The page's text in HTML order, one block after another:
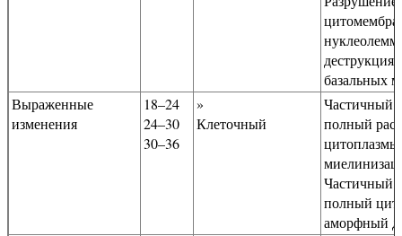
деструкция
базальных
Выраженные
изменения
18–24
24–30
30–36
»
Клеточный
Частичный
полный
цитоплазмы,
Частичный
полный
аморфный